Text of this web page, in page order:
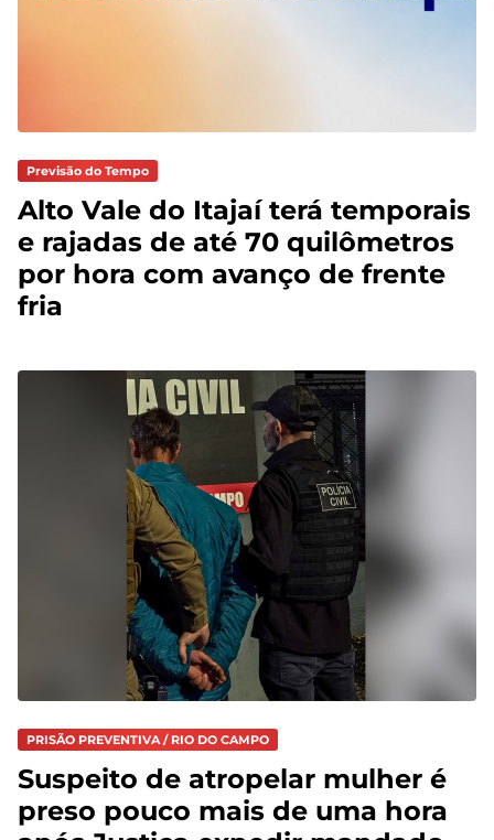
Previsão do Tempo
Alto Vale do Itajaí terá temporais
e rajadas de até 70 quilômetros
por hora com avanço de frente
fria
PRISÃO PREVENTIVA / RIO DO CAMPO
Suspeito de atropelar mulher é
preso pouco mais de uma hora